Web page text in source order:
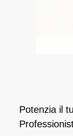
Potenzia il